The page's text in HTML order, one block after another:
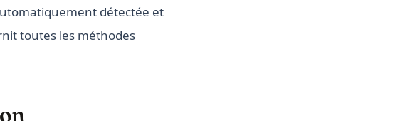
détectée et
toutes les méthodes